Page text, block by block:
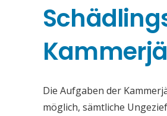
Die Aufgaben der
möglich, sämtliche